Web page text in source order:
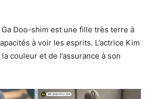
Ga Doo-shim est une fille très terre à
à voir les esprits. L’actrice Kim
couleur et de l’assurance à son